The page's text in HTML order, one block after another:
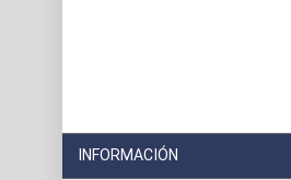
INFORMACIÓN